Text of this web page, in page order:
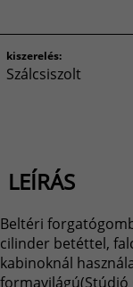
kiszerelés:
Szálcsiszolt
LEÍRÁS
Beltéri
cilinder betéttel,
kabinoknál
formavilágú(Stúdió